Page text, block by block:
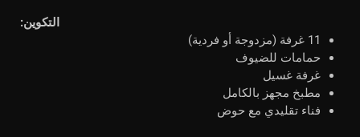
التكوين:
11 غرفة (مزدوجة أو فردية)
حمامات للضيوف
غرفة غسيل
مطبخ مجهز بالكامل
فناء تقليدي مع حوض